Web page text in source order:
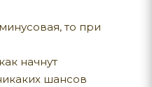
то при
начнут
шансов